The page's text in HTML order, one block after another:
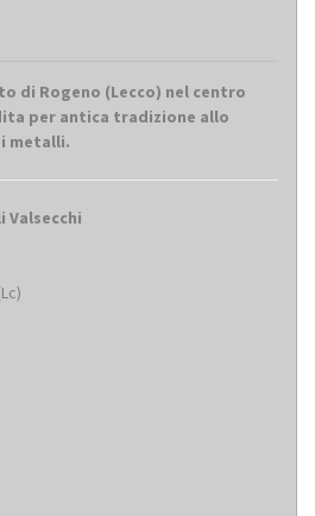
di Rogeno (Lecco) nel centro
per antica tradizione allo
metalli.
Valsecchi